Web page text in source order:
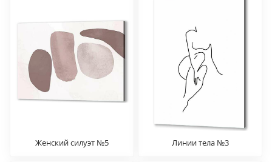
Женский силуэт №5 Линии тела №3